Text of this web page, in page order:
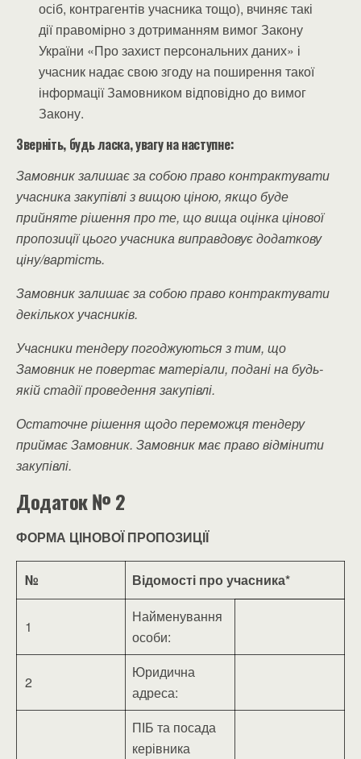
осіб, контрагентів учасника тощо), вчиняє такі
дії правомірно з дотриманням вимог Закону
України «Про захист персональних даних» і
учасник надає свою згоду на поширення такої
інформації Замовником відповідно до вимог
Закону.
Зверніть, будь ласка, увагу на наступне:
Замовник залишає за собою право контрактувати
учасника закупівлі з вищою ціною, якщо буде
прийняте рішення про те, що вища оцінка цінової
пропозиції цього учасника виправдовує додаткову
ціну/вартість.
Замовник залишає за собою право контрактувати
декількох учасників.
Учасники тендеру погоджуються з тим, що
Замовник не повертає матеріали, подані на будь-
якій стадії проведення закупівлі.
Остаточне рішення щодо переможця тендеру
приймає Замовник. Замовник має право відмінити
закупівлі.
Додаток № 2
ФОРМА ЦІНОВОЇ ПРОПОЗИЦІЇ
№ Відомості про учасника*
1
Найменування
особи:
2
Юридична
адреса:
ПІБ та посада
керівника